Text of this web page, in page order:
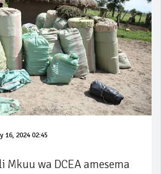
16, 2024 02:45
Mkuu wa DCEA amesema